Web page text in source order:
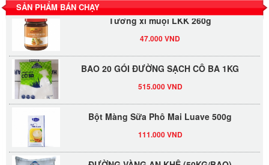
SẢN PHẨM BÁN CHẠY
Tương xí muội LKK 260g
BAO 20 GÓI ĐƯỜNG SẠCH CÔ BA 1KG
ĐƯỜNG VÀNG AN KHÊ (50KG/BAO)